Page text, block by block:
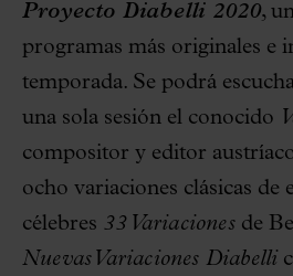
Proyecto Diabelli 2020,
programas más originales e
temporada. Se podrá
una sola sesión el conocido
compositor y editor
ocho variaciones clásicas de
célebres 33 Variacionesde
Nuevas Variaciones Diabelli